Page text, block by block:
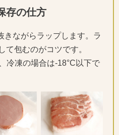
存の仕方
きながらラップします。ラ
て包むのがコツです。
冷凍の場合は-18°C以下で